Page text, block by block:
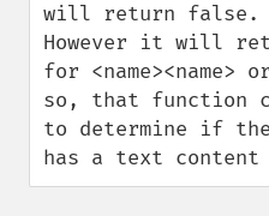
will return false.
However it will
for <name><name>
so, that function
to determine if the
has a text